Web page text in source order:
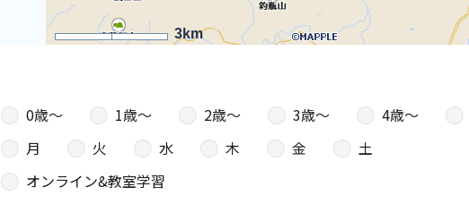
3km
0歳〜 1歳〜 2歳〜 3歳〜 4歳〜
月 火 水 木 金
土
オンライン&教室学習